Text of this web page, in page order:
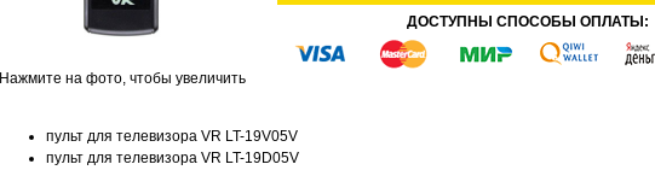
Нажмите на фото, чтобы увеличить
ДОСТУПНЫ СПОСОБЫ ОПЛАТЫ:
пульт для телевизора VR LT-19V05V
пульт для телевизора VR LT-19D05V